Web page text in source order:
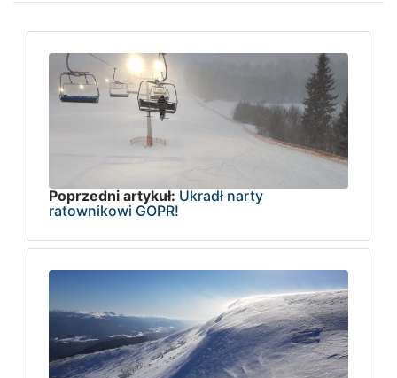
Poprzedni artykuł: Ukradł narty
ratownikowi GOPR!